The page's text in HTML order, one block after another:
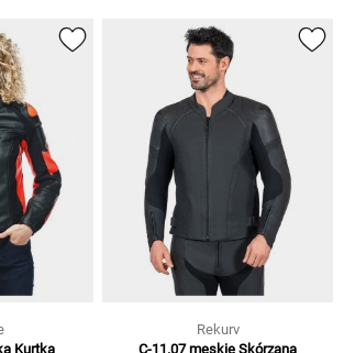
Kurtka
Rekurv
C-11.07 męskie Skórzana